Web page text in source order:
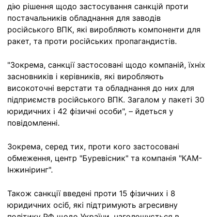
дію рішення щодо застосування санкцій проти
постачальників обладнання для заводів
російського ВПК, які виробляють компоненти для
ракет, та проти російських пропагандистів.
"Зокрема, санкції застосовані щодо компаній, їхніх
засновників і керівників, які виробляють
високоточні верстати та обладнання до них для
підприємств російського ВПК. Загалом у пакеті 30
юридичних і 42 фізичні особи", – йдеться у
повідомленні.
Зокрема, серед тих, проти кого застосовані
обмеження, центр "Буревісник" та компанія "КАМ-
Інжиніринг".
Також санкції введені проти 15 фізичних і 8
юридичних осіб, які підтримують агресивну